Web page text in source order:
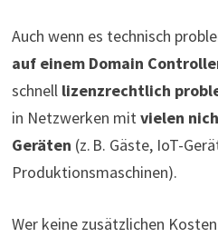
Auch wenn es technisch
auf einem Domain
schnell lizenzrechtlich
in Netzwerken mitvielen
Geräten (z. B. Gäste, IoT-
Produktionsmaschinen).
Wer keine zusätzlichen